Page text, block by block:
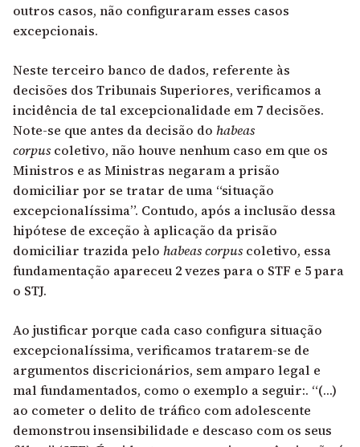
outros casos, não configuraram esses casos
excepcionais.
Neste terceiro banco de dados, referente às
decisões dos Tribunais Superiores, verificamos a
incidência de tal excepcionalidade em 7 decisões.
Note-se que antes da decisão do habeas
corpuscoletivo, não houve nenhum caso em que os
Ministros e as Ministras negaram a prisão
domiciliar por se tratar de uma “situação
excepcionalíssima”. Contudo, após a inclusão dessa
hipótese de exceção à aplicação da prisão
domiciliar trazida pelo habeas corpuscoletivo, essa
fundamentação apareceu 2 vezes para o STF e 5 para
o STJ.
Ao justificar porque cada caso configura situação
excepcionalíssima, verificamos tratarem-se de
argumentos discricionários, sem amparo legal e
mal fundamentados, como o exemplo a seguir:. “(…)
ao cometer o delito de tráfico com adolescente
demonstrou insensibilidade e descaso com os seus